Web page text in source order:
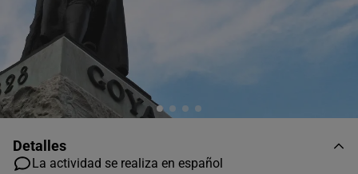
Niño
3-11 años +
Bebé
0-3 años
Detalles
La actividad se realiza en español